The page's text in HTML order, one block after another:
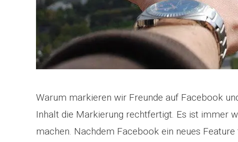
Warum markieren wir Freunde auf Facebook
Inhalt die Markierung rechtfertigt. Es ist immer
machen. Nachdem Facebook ein neues